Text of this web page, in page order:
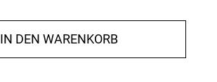
IN DEN WARENKORB